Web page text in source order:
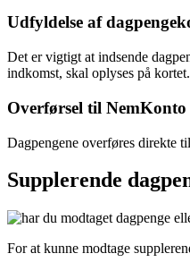
Udfyldelse af
Det er vigtigt at indsende
indkomst, skal oplyses på kortet.
Overførsel til NemKonto
Dagpengene overføres direkte
Supplerende
For at kunne modtage